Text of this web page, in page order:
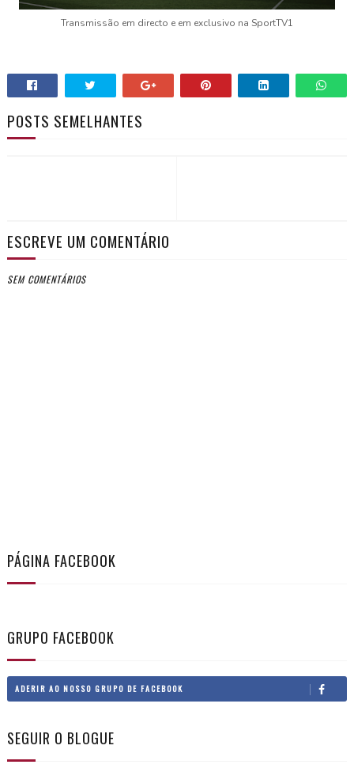
Transmissão em directo e em exclusivo na SportTV1
POSTS SEMELHANTES
ESCREVE UM COMENTÁRIO
SEM COMENTÁRIOS
PÁGINA FACEBOOK
GRUPO FACEBOOK
ADERIR AO NOSSO GRUPO DE FACEBOOK
SEGUIR O BLOGUE